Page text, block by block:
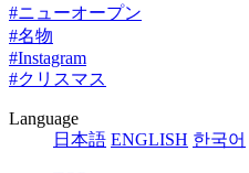
#ニューオープン
#名物
#Instagram
#クリスマス
Language
日本語 ENGLISH 한국어